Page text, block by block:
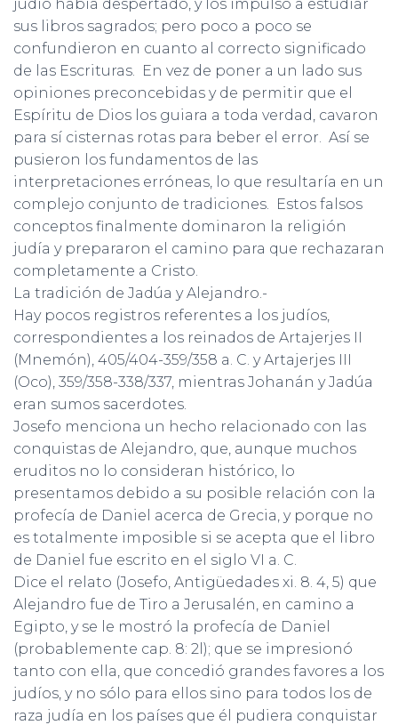
judío había despertado, y los impulsó a estudiar
sus libros sagrados; pero poco a poco se
confundieron en cuanto al correcto significado
de las Escrituras. En vez de poner a un lado sus
opiniones preconcebidas y de permitir que el
Espíritu de Dios los guiara a toda verdad, cavaron
para sí cisternas rotas para beber el error. Así se
pusieron los fundamentos de las
interpretaciones erróneas, lo que resultaría en un
complejo conjunto de tradiciones. Estos falsos
conceptos finalmente dominaron la religión
judía y prepararon el camino para que rechazaran
completamente a Cristo.
La tradición de Jadúa y Alejandro.-
Hay pocos registros referentes a los judíos,
correspondientes a los reinados de Artajerjes II
(Mnemón), 405/404-359/358 a. C. y Artajerjes III
(Oco), 359/358-338/337, mientras Johanán y Jadúa
eran sumos sacerdotes.
Josefo menciona un hecho relacionado con las
conquistas de Alejandro, que, aunque muchos
eruditos no lo consideran histórico, lo
presentamos debido a su posible relación con la
profecía de Daniel acerca de Grecia, y porque no
es totalmente imposible si se acepta que el libro
de Daniel fue escrito en el siglo VI a. C.
Dice el relato (Josefo, Antigüedades xi. 8. 4, 5) que
Alejandro fue de Tiro a Jerusalén, en camino a
Egipto, y se le mostró la profecía de Daniel
(probablemente cap. 8: 2l); que se impresionó
tanto con ella, que concedió grandes favores a los
judíos, y no sólo para ellos sino para todos los de
raza judía en los países que él pudiera conquistar